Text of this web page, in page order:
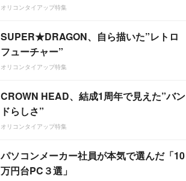
オリコンタイアップ特集
SUPER★DRAGON、自ら描いた”レトロ
フューチャー”
オリコンタイアップ特集
CROWN HEAD、結成1周年で見えた”バン
ドらしさ”
オリコンタイアップ特集
パソコンメーカー社員が本気で選んだ「10
万円台PC３選」